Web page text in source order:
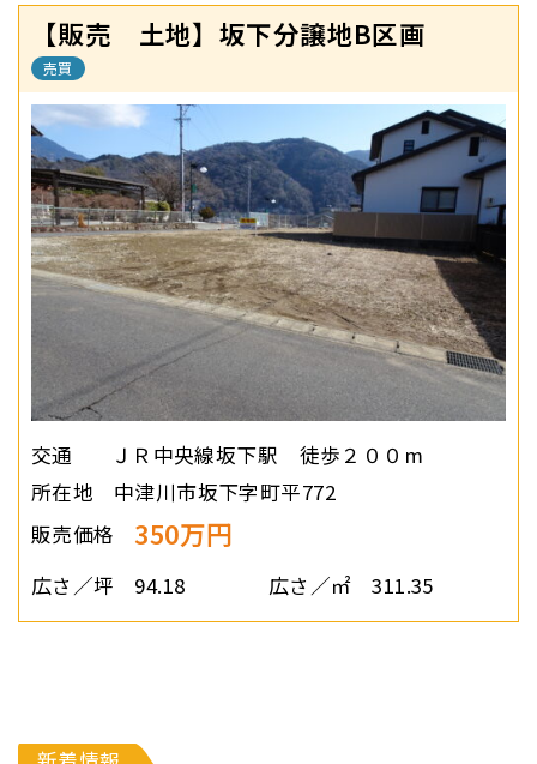
【販売 土地】坂下分譲地B区画
売買
交通
ＪＲ中央線坂下駅 徒歩２００m
所在地
中津川市坂下字町平772
販売価格
350万円
広さ／坪 94.18 広さ／㎡ 311.35